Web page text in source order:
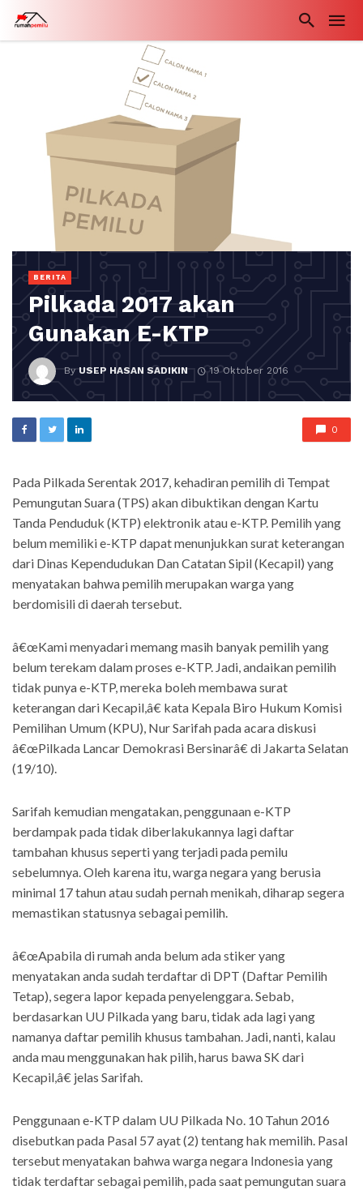
BERITA
Pilkada 2017 akan
Gunakan E-KTP
ByUSEP HASAN SADIKIN 19 Oktober 2016
0
Pada Pilkada Serentak 2017, kehadiran pemilih di Tempat
Pemungutan Suara (TPS) akan dibuktikan dengan Kartu
Tanda Penduduk (KTP) elektronik atau e-KTP. Pemilih yang
belum memiliki e-KTP dapat menunjukkan surat keterangan
dari Dinas Kependudukan Dan Catatan Sipil (Kecapil) yang
menyatakan bahwa pemilih merupakan warga yang
berdomisili di daerah tersebut.
â€œKami menyadari memang masih banyak pemilih yang
belum terekam dalam proses e-KTP. Jadi, andaikan pemilih
tidak punya e-KTP, mereka boleh membawa surat
keterangan dari Kecapil,â€ kata Kepala Biro Hukum Komisi
Pemilihan Umum (KPU), Nur Sarifah pada acara diskusi
â€œPilkada Lancar Demokrasi Bersinarâ€ di Jakarta Selatan
(19/10).
Sarifah kemudian mengatakan, penggunaan e-KTP
berdampak pada tidak diberlakukannya lagi daftar
tambahan khusus seperti yang terjadi pada pemilu
sebelumnya. Oleh karena itu, warga negara yang berusia
minimal 17 tahun atau sudah pernah menikah, diharap segera
memastikan statusnya sebagai pemilih.
â€œApabila di rumah anda belum ada stiker yang
menyatakan anda sudah terdaftar di DPT (Daftar Pemilih
Tetap), segera lapor kepada penyelenggara. Sebab,
berdasarkan UU Pilkada yang baru, tidak ada lagi yang
namanya daftar pemilih khusus tambahan. Jadi, nanti, kalau
anda mau menggunakan hak pilih, harus bawa SK dari
Kecapil,â€ jelas Sarifah.
Penggunaan e-KTP dalam UU Pilkada No. 10 Tahun 2016
disebutkan pada Pasal 57 ayat (2) tentang hak memilih. Pasal
tersebut menyatakan bahwa warga negara Indonesia yang
tidak terdaftar sebagai pemilih, pada saat pemungutan suara